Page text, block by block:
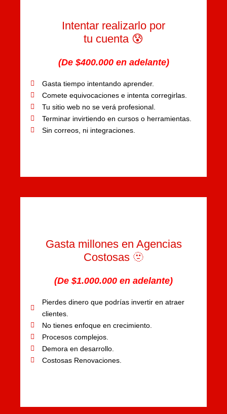
Intentar realizarlo por
tu cuenta 😰
(De $400.000 en adelante)
Gasta tiempo intentando aprender.
Comete equivocaciones e intenta corregirlas.
Tu sitio web no se verá profesional.
Terminar invirtiendo en cursos o herramientas.
Sin correos, ni integraciones.
Gasta millones en Agencias
Costosas 🫥
(De $1.000.000 en adelante)
Pierdes dinero que podrías invertir en atraer
clientes.
No tienes enfoque en crecimiento.
Procesos complejos.
Demora en desarrollo.
Costosas Renovaciones.